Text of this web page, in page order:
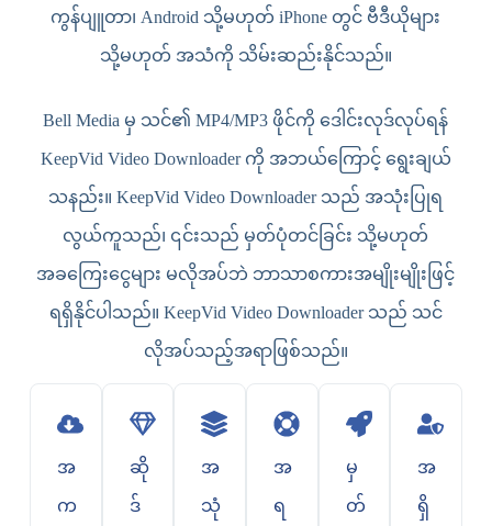
ကွန်ပျူတာ၊ Android သို့မဟုတ် iPhone တွင် ဗီဒီယိုများ
သို့မဟုတ် အသံကို သိမ်းဆည်းနိုင်သည်။
Bell Media မှ သင်၏ MP4/MP3 ဖိုင်ကို ဒေါင်းလုဒ်လုပ်ရန်
KeepVid Video Downloader ကို အဘယ်ကြောင့် ရွေးချယ်
သနည်း။ KeepVid Video Downloader သည် အသုံးပြုရ
လွယ်ကူသည်၊ ၎င်းသည် မှတ်ပုံတင်ခြင်း သို့မဟုတ်
အခကြေးငွေများ မလိုအပ်ဘဲ ဘာသာစကားအမျိုးမျိုးဖြင့်
ရရှိနိုင်ပါသည်။ KeepVid Video Downloader သည် သင်
လိုအပ်သည့်အရာဖြစ်သည်။
အ
က
ဆို
ဒ်
အ
သုံ
အ
ရ
မှ
တ်
အ
ရှိ